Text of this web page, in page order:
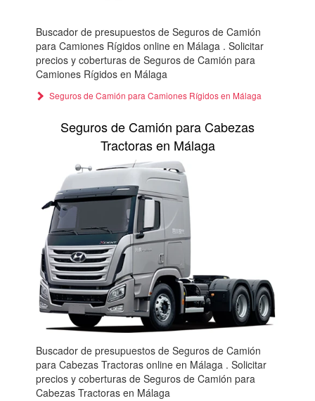
Buscador de presupuestos de Seguros de Camión
para Camiones Rígidos online en Málaga . Solicitar
precios y coberturas de Seguros de Camión para
Camiones Rígidos en Málaga
Seguros de Camión para Camiones Rígidos en Málaga
Seguros de Camión para Cabezas
Tractoras en Málaga
Buscador de presupuestos de Seguros de Camión
para Cabezas Tractoras online en Málaga . Solicitar
precios y coberturas de Seguros de Camión para
Cabezas Tractoras en Málaga